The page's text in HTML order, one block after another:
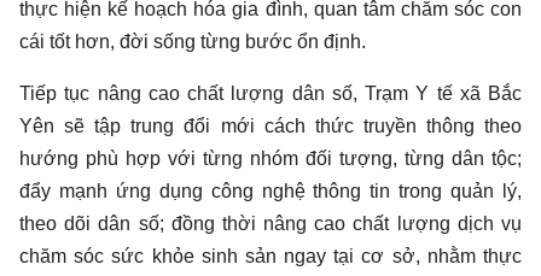
thực hiện kế hoạch hóa gia đình, quan tâm chăm sóc con
cái tốt hơn, đời sống từng bước ổn định.
Tiếp tục nâng cao chất lượng dân số, Trạm Y tế xã Bắc
Yên sẽ tập trung đổi mới cách thức truyền thông theo
hướng phù hợp với từng nhóm đối tượng, từng dân tộc;
đẩy mạnh ứng dụng công nghệ thông tin trong quản lý,
theo dõi dân số; đồng thời nâng cao chất lượng dịch vụ
chăm sóc sức khỏe sinh sản ngay tại cơ sở, nhằm thực